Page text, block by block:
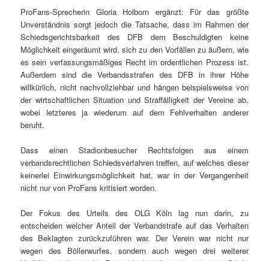
ProFans-Sprecherin Gloria Holborn ergänzt: Für das größte
Unverständnis sorgt jedoch die Tatsache, dass im Rahmen der
Schiedsgerichtsbarkeit des DFB dem Beschuldigten keine
Möglichkeit eingeräumt wird, sich zu den Vorfällen zu äußern, wie
es sein verfassungsmäßiges Recht im ordentlichen Prozess ist.
Außerdem sind die Verbandsstrafen des DFB in ihrer Höhe
willkürlich, nicht nachvollziehbar und hängen beispielsweise von
der wirtschaftlichen Situation und Straffälligkeit der Vereine ab,
wobei letzteres ja wiederum auf dem Fehlverhalten anderer
beruht.
Dass einen Stadionbesucher Rechtsfolgen aus einem
verbandsrechtlichen Schiedsverfahren treffen, auf welches dieser
keinerlei Einwirkungsmöglichkeit hat, war in der Vergangenheit
nicht nur von ProFans kritisiert worden.
Der Fokus des Urteils des OLG Köln lag nun darin, zu
entscheiden welcher Anteil der Verbandstrafe auf das Verhalten
des Beklagten zurückzuführen war. Der Verein war nicht nur
wegen des Böllerwurfes, sondern auch wegen drei weiterer